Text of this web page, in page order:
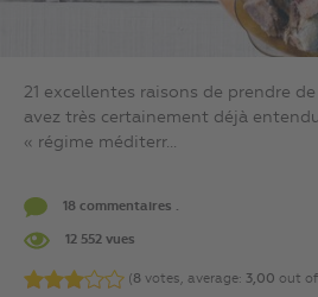
21 excellentes raisons de prendre
avez très certainement déjà
« régime méditerr...
18 commentaires .
12 552 vues
(8 votes, average: 3,00 out